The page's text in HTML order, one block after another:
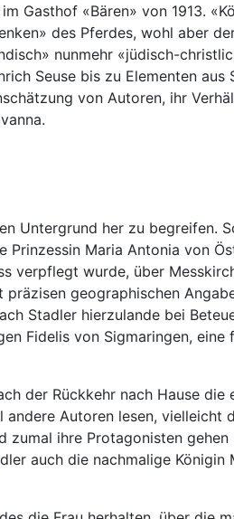
Gasthof «Bären» von 1913.
des Pferdes, wohl aber
nunmehr «jüdisch-
Seuse bis zu Elementen
von Autoren, ihr
Untergrund her zu
Maria Antonia von
verpflegt wurde, über
geographischen
Stadler hierzulande bei
Fidelis von Sigmaringen,
der Rückkehr nach Hause
Autoren lesen,
ihre Protagonisten
auch die nachmalige